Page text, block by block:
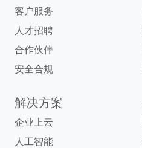
客户服务
人才招聘
合作伙伴
安全合规
解决方案
企业上云
人工智能